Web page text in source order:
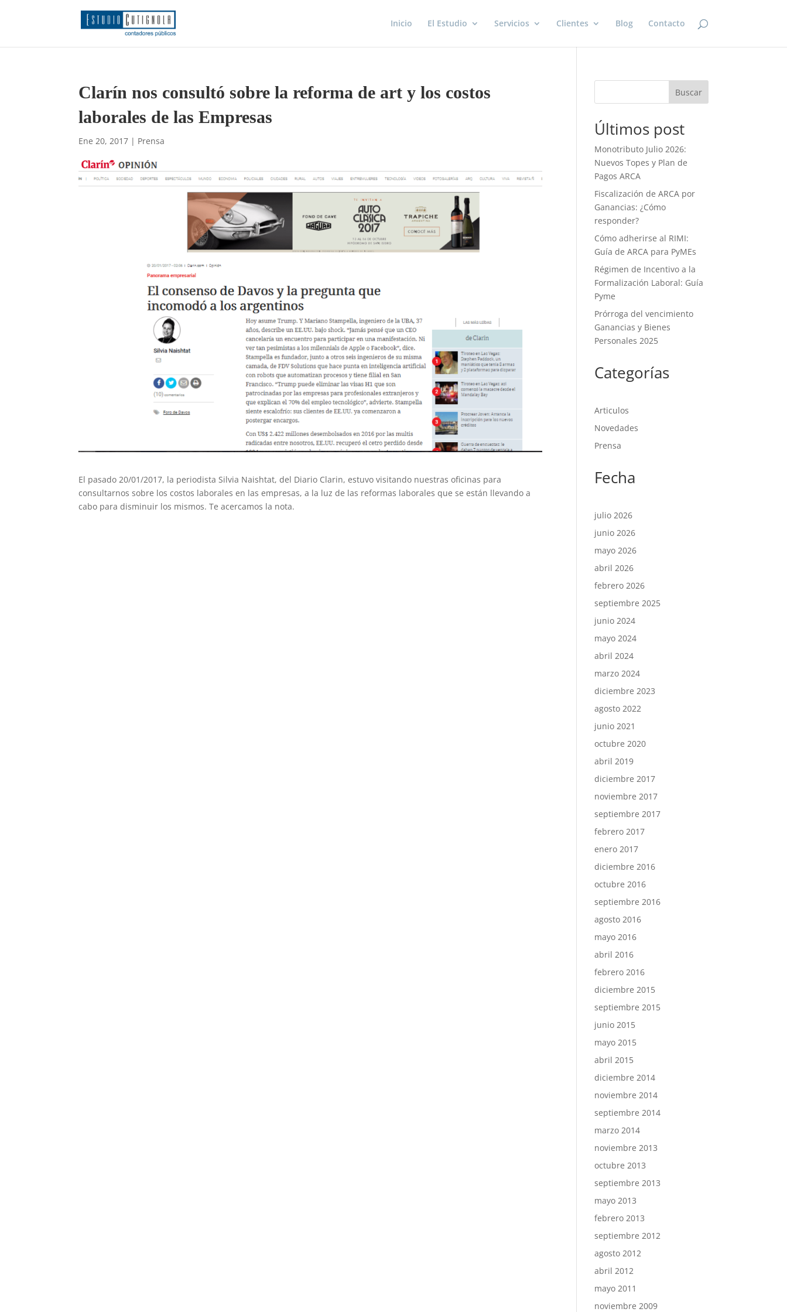
Inicio El Estudio Servicios Clientes Blog Contacto
Clarín nos consultó sobre la reforma de art y los costos
laborales de las Empresas
Ene 20, 2017 | Prensa
El pasado 20/01/2017, la periodista Silvia Naishtat, del Diario Clarin, estuvo visitando nuestras oficinas para
consultarnos sobre los costos laborales en las empresas, a la luz de las reformas laborales que se están llevando a
cabo para disminuir los mismos. Te acercamos la nota.
Buscar
Últimos post
Monotributo Julio 2026:
Nuevos Topes y Plan de
Pagos ARCA
Fiscalización de ARCA por
Ganancias: ¿Cómo
responder?
Cómo adherirse al RIMI:
Guía de ARCA para PyMEs
Régimen de Incentivo a la
Formalización Laboral: Guía
Pyme
Prórroga del vencimiento
Ganancias y Bienes
Personales 2025
Categorías
Articulos
Novedades
Prensa
Fecha
julio 2026
junio 2026
mayo 2026
abril 2026
febrero 2026
septiembre 2025
junio 2024
mayo 2024
abril 2024
marzo 2024
diciembre 2023
agosto 2022
junio 2021
octubre 2020
abril 2019
diciembre 2017
noviembre 2017
septiembre 2017
febrero 2017
enero 2017
diciembre 2016
octubre 2016
septiembre 2016
agosto 2016
mayo 2016
abril 2016
febrero 2016
diciembre 2015
septiembre 2015
junio 2015
mayo 2015
abril 2015
diciembre 2014
noviembre 2014
septiembre 2014
marzo 2014
noviembre 2013
octubre 2013
septiembre 2013
mayo 2013
febrero 2013
septiembre 2012
agosto 2012
abril 2012
mayo 2011
noviembre 2009